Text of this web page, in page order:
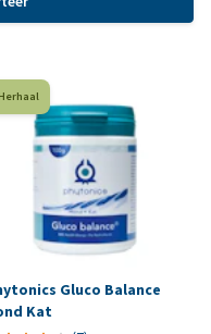
Herhaal
Gluco Balance
Kat